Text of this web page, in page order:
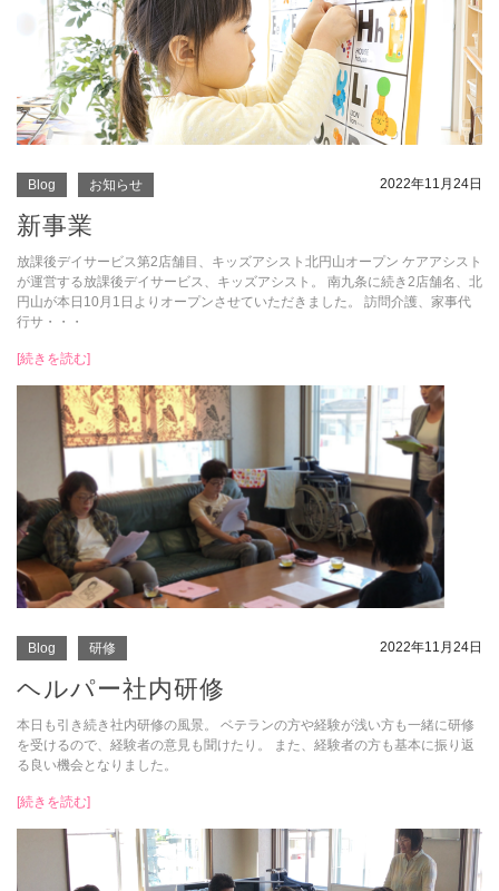
Blog お知らせ 2022年11月24日
新事業
放課後デイサービス第2店舗目、キッズアシスト北円山オープン ケアアシスト
が運営する放課後デイサービス、キッズアシスト。 南九条に続き2店舗名、北
円山が本日10月1日よりオープンさせていただきました。 訪問介護、家事代
行サ・・・
[続きを読む]
Blog 研修 2022年11月24日
ヘルパー社内研修
本日も引き続き社内研修の風景。 ベテランの方や経験が浅い方も一緒に研修
を受けるので、経験者の意見も聞けたり。 また、経験者の方も基本に振り返
る良い機会となりました。
[続きを読む]